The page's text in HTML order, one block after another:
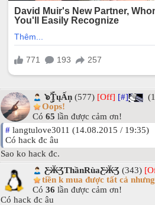
๖ۣۜȚųẤņ (577) [Off] [#]
Oops!
Có 65 lần được cảm ơn!
# langtulove3011 (14.08.2015 / 19:35)
Có hack đc âu
Sao ko hack đc.
Ƹ̴Ӂ̴ƷThầnRùaƸ̴Ӂ̴Ʒ (343)
tiền k mua được tất cả
Có 36 lần được cảm ơn!
Có hack đc âu